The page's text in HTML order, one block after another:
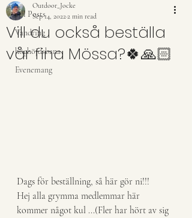
All Posts
Vandring
höghöjdsbana
Evenemang
Vill du också beställa
vår fina Mössa?🍀🙏🏻
Outdoor_Jocke
Sep 14, 2022 2 min read
Dags för beställning, så här gör ni!!!
Hej alla grymma medlemmar här
kommer något kul ...(Fler har hört av sig